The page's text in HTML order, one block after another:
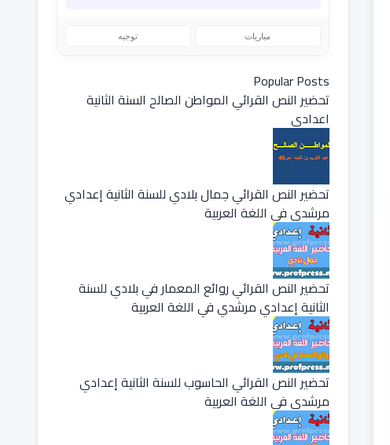
مباريات توجيه
Popular Posts
تحضير النص القرائي المواطن الصالح السنة الثانية
اعدادي
تحضير النص القرائي جمال بلادي للسنة الثانية إعدادي
مرشدي في اللغة العربية
تحضير النص القرائي روائع المعمار في بلادي للسنة
الثانية إعدادي مرشدي في اللغة العربية
تحضير النص القرائي الحاسوب للسنة الثانية إعدادي
مرشدي في اللغة العربية